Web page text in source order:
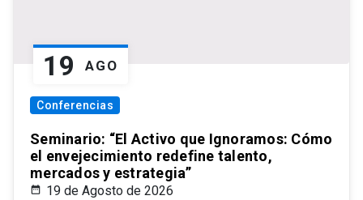
19 AGO
Conferencias
Seminario: “El Activo que Ignoramos: Cómo
el envejecimiento redefine talento,
mercados y estrategia”
19 de Agosto de 2026